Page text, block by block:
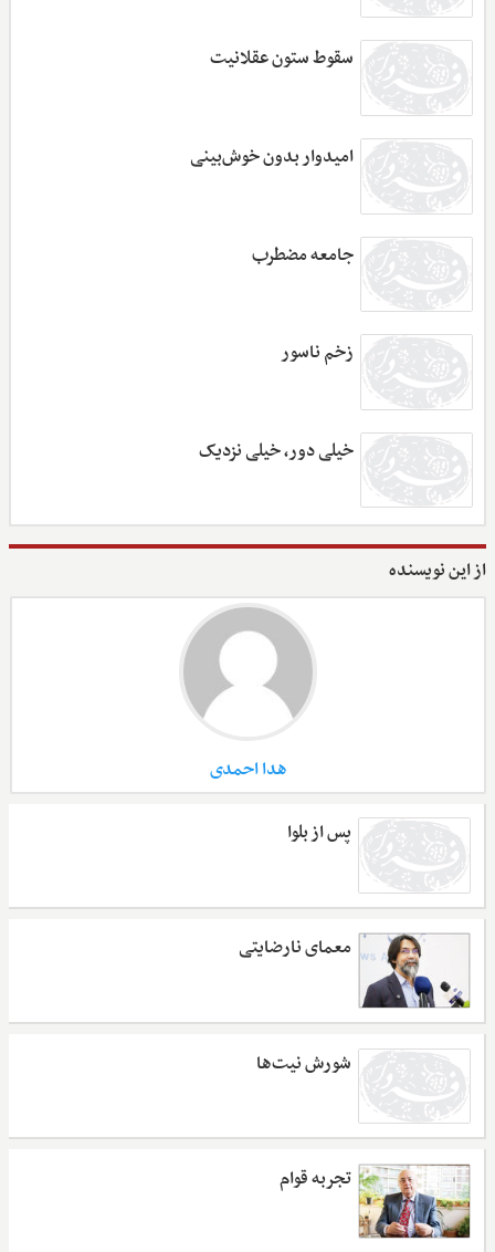
سقوط ستون عقلانیت
امیدوار بدون خوش‌بینی
جامعه مضطرب
زخم ناسور
خیلی دور، خیلی نزدیک
از این نویسنده
هدا احمدی
پس از بلوا
معمای نارضایتی
شورش نیت‌ها
تجربه قوام